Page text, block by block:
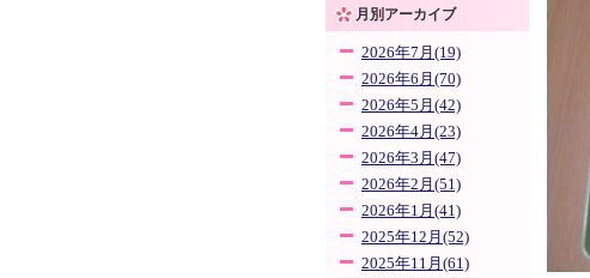
月別アーカイブ
2026年7月(19)
2026年6月(70)
2026年5月(42)
2026年4月(23)
2026年3月(47)
2026年2月(51)
2026年1月(41)
2025年12月(52)
2025年11月(61)